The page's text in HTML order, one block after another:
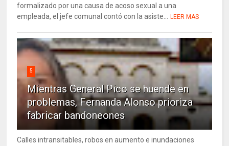
formalizado por una causa de acoso sexual a una
empleada, el jefe comunal contó con la asiste... LEER MAS
5
Mientras General Pico se huende en
problemas, Fernanda Alonso prioriza
fabricar bandoneones
Calles intransitables, robos en aumento e inundaciones